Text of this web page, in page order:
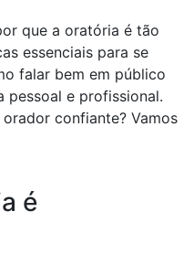
que a oratória é tão
essenciais para se
falar bem em público
pessoal e profissional.
confiante? Vamos
é